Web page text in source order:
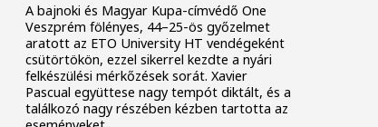
A bajnoki és Magyar Kupa-címvédő One
Veszprém fölényes, 44–25-ös győzelmet
aratott az ETO University HT vendégeként
csütörtökön, ezzel sikerrel kezdte a nyári
felkészülési mérkőzések sorát. Xavier
Pascual együttese nagy tempót diktált, és a
találkozó nagy részében kézben tartotta az